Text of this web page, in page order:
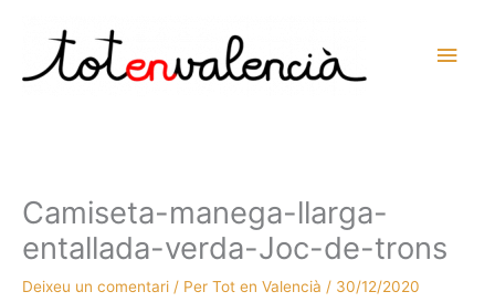
contingut
Camiseta-manega-llarga-
entallada-verda-Joc-de-trons
Deixeu un comentari / Per Tot en Valencià / 30/12/2020